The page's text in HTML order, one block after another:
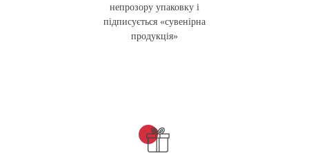
непрозору упаковку і
підписується «сувенірна
продукція»